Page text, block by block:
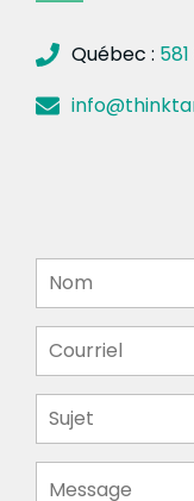
Québec :